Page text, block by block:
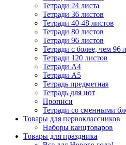
Тетради 24 листа
Тетради 36 листов
Тетради 40-48 листов
Тетради 80 листов
Тетради 96 листов
Тетради с более, чем 96
Тетради 120 листов
Тетради А4
Тетради А5
Тетрадь предметная
Тетрадь для нот
Прописи
Тетради со сменными
Товары для первоклассников
Наборы канцтоваров
Товары для праздника